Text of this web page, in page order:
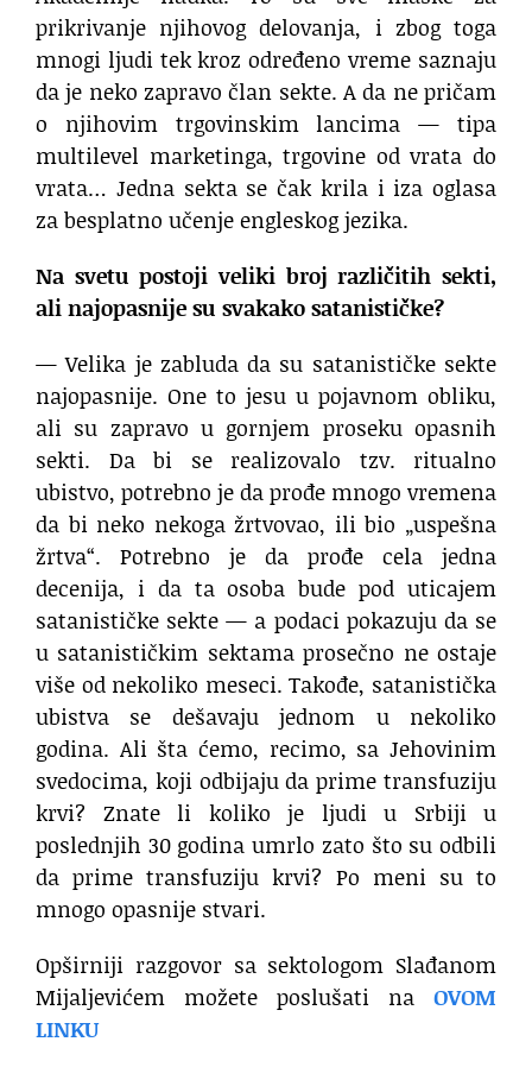
prikrivanje njihovog delovanja, i zbog toga
mnogi ljudi tek kroz određeno vreme saznaju
da je neko zapravo član sekte. A da ne pričam
o njihovim trgovinskim lancima — tipa
multilevel marketinga, trgovine od vrata do
vrata… Jedna sekta se čak krila i iza oglasa
za besplatno učenje engleskog jezika.
Na svetu postoji veliki broj različitih sekti,
ali najopasnije su svakako satanističke?
— Velika je zabluda da su satanističke sekte
najopasnije. One to jesu u pojavnom obliku,
ali su zapravo u gornjem proseku opasnih
sekti. Da bi se realizovalo tzv. ritualno
ubistvo, potrebno je da prođe mnogo vremena
da bi neko nekoga žrtvovao, ili bio „uspešna
žrtva“. Potrebno je da prođe cela jedna
decenija, i da ta osoba bude pod uticajem
satanističke sekte — a podaci pokazuju da se
u satanističkim sektama prosečno ne ostaje
više od nekoliko meseci. Takođe, satanistička
ubistva se dešavaju jednom u nekoliko
godina. Ali šta ćemo, recimo, sa Jehovinim
svedocima, koji odbijaju da prime transfuziju
krvi? Znate li koliko je ljudi u Srbiji u
poslednjih 30 godina umrlo zato što su odbili
da prime transfuziju krvi? Po meni su to
mnogo opasnije stvari.
Opširniji razgovor sa sektologom Slađanom
Mijaljevićem možete poslušati na OVOM
LINKU